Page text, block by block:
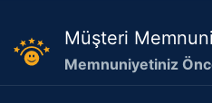
Müşteri
Memnuniyetiniz